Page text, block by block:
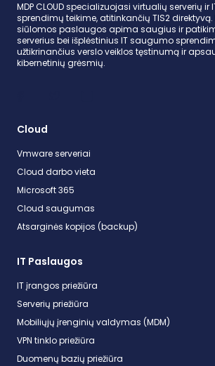
MDP CLOUD specializuojasi virtualių serverių
sprendimų teikime, atitinkančių TIS2 direktyvą.
siūlomos paslaugos apima saugius ir
serverius bei išplėstinius IT saugumo
užtikrinančius verslo veiklos tęstinumą ir
kibernetinių grėsmių.
Cloud
Vmware serveriai
Cloud darbo vieta
Microsoft 365
Cloud saugumas
Atsarginės kopijos (backup)
IT Paslaugos
IT įrangos priežiūra
Serverių priežiūra
Mobiliųjų įrenginių valdymas (MDM)
VPN tinklo priežiūra
Duomenų bazių priežiūra